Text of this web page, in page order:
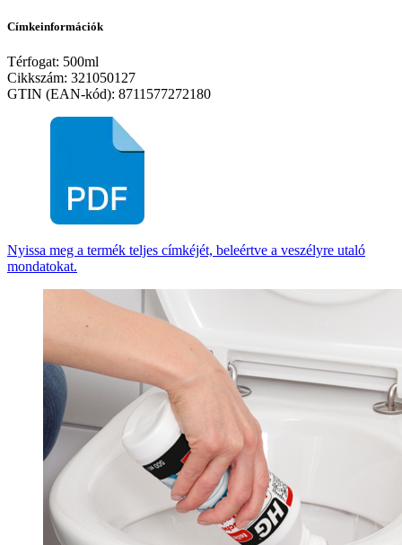
Címkeinformációk
Térfogat: 500ml
Cikkszám: 321050127
GTIN (EAN-kód): 8711577272180
Nyissa meg a termék teljes címkéjét, beleértve a veszélyre utaló
mondatokat.